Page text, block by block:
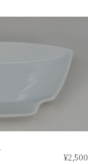
¥2,500